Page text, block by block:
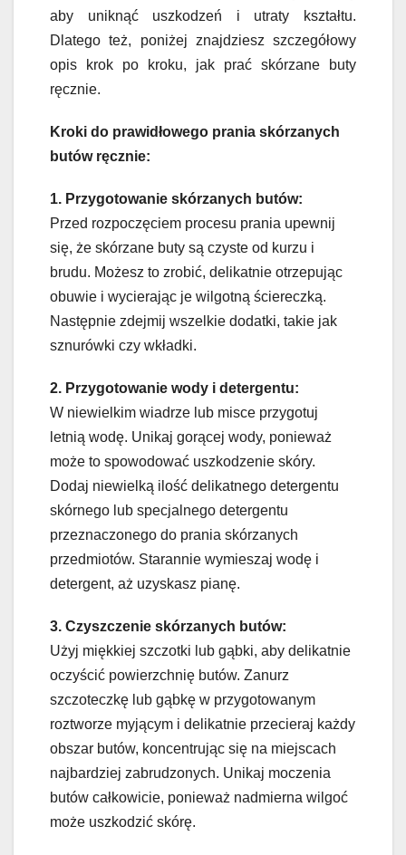
aby uniknąć uszkodzeń i utraty kształtu.
Dlatego też, poniżej znajdziesz szczegółowy
opis krok po kroku, jak prać skórzane buty
ręcznie.
Kroki do prawidłowego prania skórzanych
butów ręcznie:
1. Przygotowanie skórzanych butów:
Przed rozpoczęciem procesu prania upewnij
się, że skórzane buty są czyste od kurzu i
brudu. Możesz to zrobić, delikatnie otrzepując
obuwie i wycierając je wilgotną ściereczką.
Następnie zdejmij wszelkie dodatki, takie jak
sznurówki czy wkładki.
2. Przygotowanie wody i detergentu:
W niewielkim wiadrze lub misce przygotuj
letnią wodę. Unikaj gorącej wody, ponieważ
może to spowodować uszkodzenie skóry.
Dodaj niewielką ilość delikatnego detergentu
skórnego lub specjalnego detergentu
przeznaczonego do prania skórzanych
przedmiotów. Starannie wymieszaj wodę i
detergent, aż uzyskasz pianę.
3. Czyszczenie skórzanych butów:
Użyj miękkiej szczotki lub gąbki, aby delikatnie
oczyścić powierzchnię butów. Zanurz
szczoteczkę lub gąbkę w przygotowanym
roztworze myjącym i delikatnie przecieraj każdy
obszar butów, koncentrując się na miejscach
najbardziej zabrudzonych. Unikaj moczenia
butów całkowicie, ponieważ nadmierna wilgoć
może uszkodzić skórę.